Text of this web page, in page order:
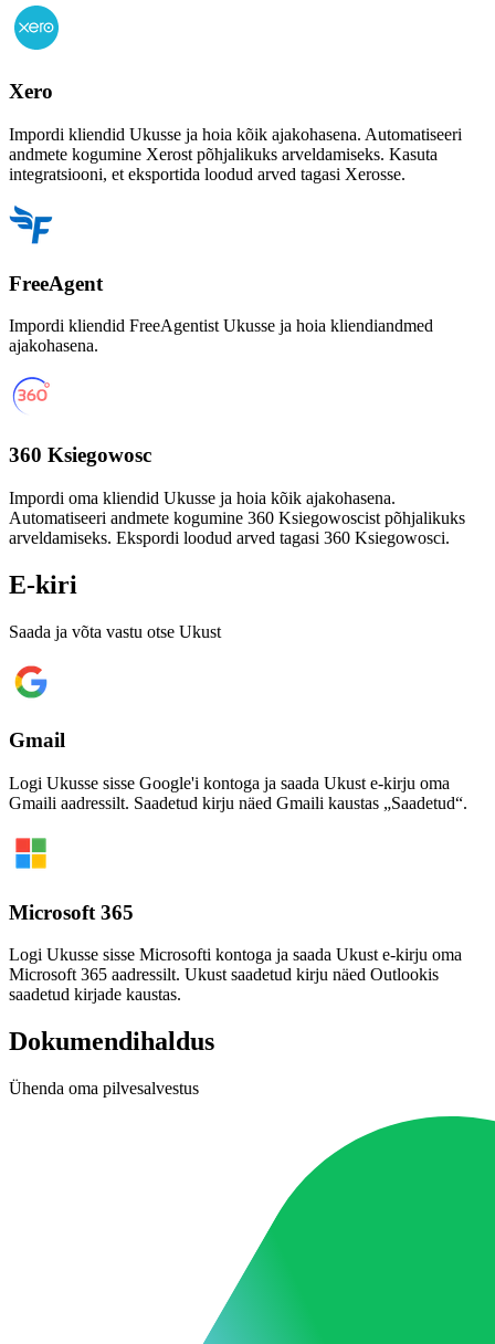
Xero
Impordi kliendid Ukusse ja hoia kõik ajakohasena. Automatiseeri
andmete kogumine Xerost põhjalikuks arveldamiseks. Kasuta
integratsiooni, et eksportida loodud arved tagasi Xerosse.
FreeAgent
Impordi kliendid FreeAgentist Ukusse ja hoia kliendiandmed
ajakohasena.
360 Ksiegowosc
Impordi oma kliendid Ukusse ja hoia kõik ajakohasena.
Automatiseeri andmete kogumine 360 Ksiegowoscist põhjalikuks
arveldamiseks. Ekspordi loodud arved tagasi 360 Ksiegowosci.
E-kiri
Saada ja võta vastu otse Ukust
Gmail
Logi Ukusse sisse Google'i kontoga ja saada Ukust e-kirju oma
Gmaili aadressilt. Saadetud kirju näed Gmaili kaustas „Saadetud“.
Microsoft 365
Logi Ukusse sisse Microsofti kontoga ja saada Ukust e-kirju oma
Microsoft 365 aadressilt. Ukust saadetud kirju näed Outlookis
saadetud kirjade kaustas.
Dokumendihaldus
Ühenda oma pilvesalvestus